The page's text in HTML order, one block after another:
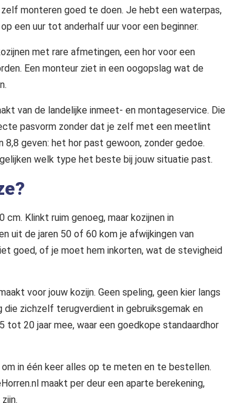
monteren goed te doen. Je hebt een waterpas,
een uur tot anderhalf uur voor een beginner.
met rare afmetingen, een hor voor een
Een monteur ziet in een oogopslag wat de
van de landelijke inmeet- en montageservice. Die
pasvorm zonder dat je zelf met een meetlint
geven: het hor past gewoon, zonder gedoe.
welk type het beste bij jouw situatie past.
Klinkt ruim genoeg, maar kozijnen in
uit de jaren 50 of 60 kom je afwijkingen van
goed, of je moet hem inkorten, wat de stevigheid
voor jouw kozijn. Geen speling, geen kier langs
die zichzelf terugverdient in gebruiksgemak en
tot 20 jaar mee, waar een goedkope standaardhor
in één keer alles op te meten en te bestellen.
maakt per deur een aparte berekening,